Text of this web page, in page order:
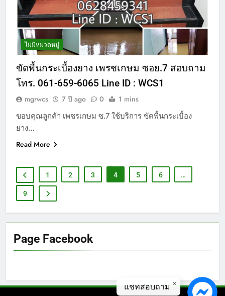
ไม่มีหมวดหมู่
ขัดพื้นกระเบื้องยาง เพรชเกษม ซอย.7 สอบถาม
โทร. 061-659-6065 Line ID : WCS1
mgrwcs 7 ปี ago 0 1 mins
ขอบคุณลูกค้า เพชรเกษม ซ.7 ใช้บริการ ขัดพื้นกระเบื้อง
ยาง…
Read More
1 2 3 4 5 6 …
9
Page Facebook
แชทสอบถาม